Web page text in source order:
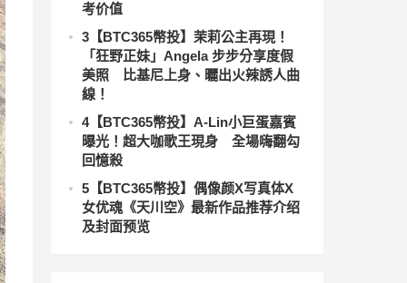
考价值
3 【BTC365幣投】茉莉公主再現！
「狂野正妹」Angela 步步分享度假
美照 比基尼上身、曬出火辣誘人曲
線！
4【BTC365幣投】A-Lin小巨蛋嘉賓
曝光！超大咖歌王現身 全場嗨翻勾
回憶殺
5 【BTC365幣投】偶像颜X写真体X
女优魂《天川空》最新作品推荐介绍
及封面预览